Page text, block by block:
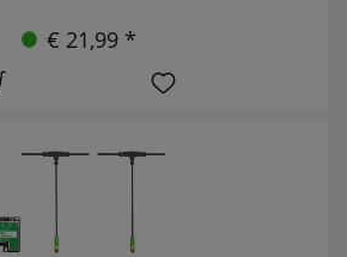
€ 21,99 *